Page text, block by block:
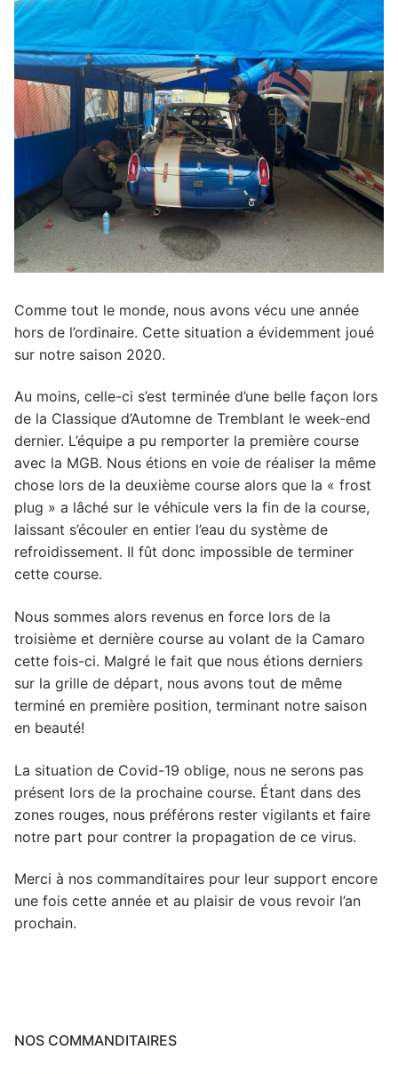
Comme tout le monde, nous avons vécu une année
hors de l’ordinaire. Cette situation a évidemment joué
sur notre saison 2020.
Au moins, celle-ci s’est terminée d’une belle façon lors
de la Classique d’Automne de Tremblant le week-end
dernier. L’équipe a pu remporter la première course
avec la MGB. Nous étions en voie de réaliser la même
chose lors de la deuxième course alors que la « frost
plug » a lâché sur le véhicule vers la fin de la course,
laissant s’écouler en entier l’eau du système de
refroidissement. Il fût donc impossible de terminer
cette course.
Nous sommes alors revenus en force lors de la
troisième et dernière course au volant de la Camaro
cette fois-ci. Malgré le fait que nous étions derniers
sur la grille de départ, nous avons tout de même
terminé en première position, terminant notre saison
en beauté!
La situation de Covid-19 oblige, nous ne serons pas
présent lors de la prochaine course. Étant dans des
zones rouges, nous préférons rester vigilants et faire
notre part pour contrer la propagation de ce virus.
Merci à nos commanditaires pour leur support encore
une fois cette année et au plaisir de vous revoir l’an
prochain.
NOS COMMANDITAIRES